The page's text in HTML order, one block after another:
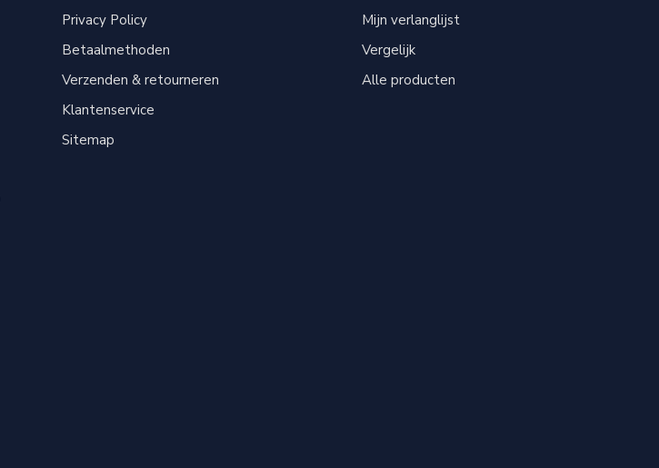
Privacy Policy
Betaalmethoden
Verzenden & retourneren
Klantenservice
Sitemap
Mijn verlanglijst
Vergelijk
Alle producten